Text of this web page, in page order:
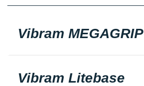
Vibram MEGAGRIP
Vibram Litebase